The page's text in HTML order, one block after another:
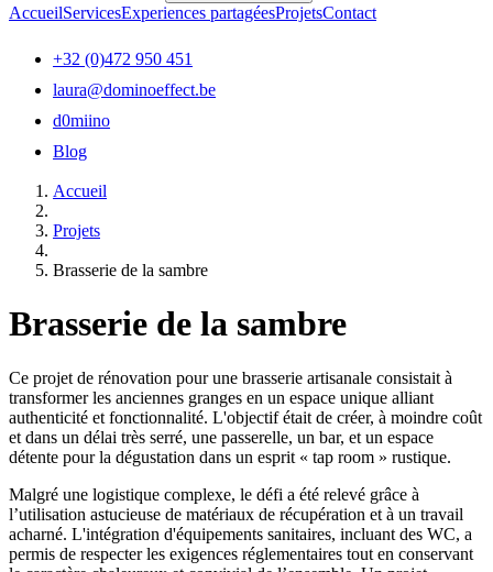
AccueilServicesExperiences partagéesProjetsContact
+32 (0)472 950 451
laura@dominoeffect.be
d0miino
Blog
Accueil
Projets
Brasserie de la sambre
Brasserie de la sambre
Ce projet de rénovation pour une brasserie artisanale consistait à
transformer les anciennes granges en un espace unique alliant
authenticité et fonctionnalité. L'objectif était de créer, à moindre coût
et dans un délai très serré, une passerelle, un bar, et un espace
détente pour la dégustation dans un esprit « tap room » rustique.
Malgré une logistique complexe, le défi a été relevé grâce à
l’utilisation astucieuse de matériaux de récupération et à un travail
acharné. L'intégration d'équipements sanitaires, incluant des WC, a
permis de respecter les exigences réglementaires tout en conservant